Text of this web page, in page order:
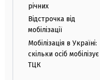
річних
Відстрочка від
мобілізації
Мобілізація в Україні:
скільки осіб мобілізує
ТЦК